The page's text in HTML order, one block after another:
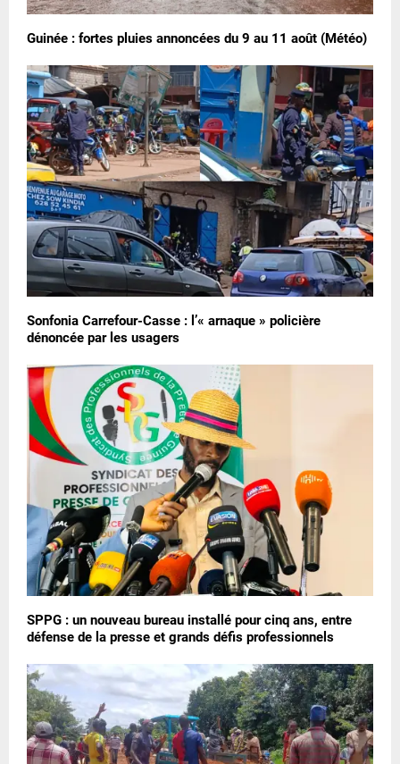
Guinée : fortes pluies annoncées du 9 au 11 août (Météo)
Sonfonia Carrefour-Casse : l’« arnaque » policière
dénoncée par les usagers
SPPG : un nouveau bureau installé pour cinq ans, entre
défense de la presse et grands défis professionnels